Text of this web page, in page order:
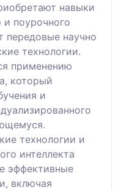
навыки
и поурочного
передовые научно
технологии.
применению
который
и
технологии и
интеллекта
эффективные
включая